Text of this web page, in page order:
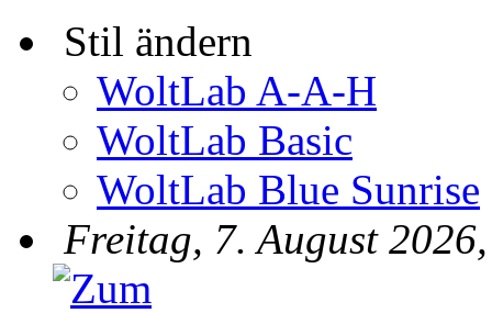
Stil ändern
WoltLab A-A-H
WoltLab Basic
WoltLab Blue Sunrise
Freitag, 7. August